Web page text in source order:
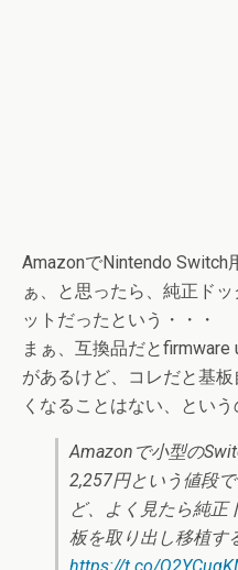
AmazonでNintendo Switch
ぁ、と思ったら、純正ド
ットだったという・・・
まぁ、互換品だと
があるけど、コレだと基
くなることはない、とい
Amazonで小型の
2,257円という値段
ど、よく見たら純正
板を取り出し移植す